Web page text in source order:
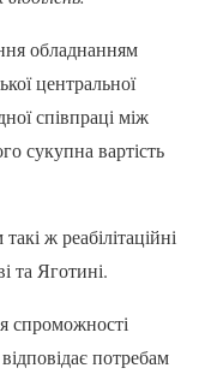
обладнанням
центральної
співпраці між
сукупна вартість
ж реабілітаційні
та Яготині.
спроможності
потребам